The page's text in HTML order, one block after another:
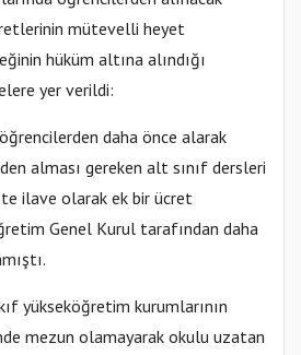
mütevelli heyet
hüküm altına alındığı
yer verildi:
daha önce alarak
alması gereken alt sınıf dersleri
ilave olarak ek bir ücret
Genel Kurul tarafından daha
yükseköğretim kurumlarının
mezun olamayarak okulu uzatan